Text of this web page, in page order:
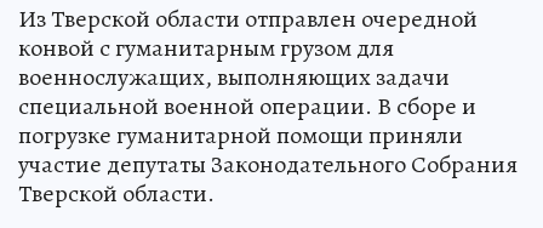
Из Тверской области отправлен очередной
конвой с гуманитарным грузом для
военнослужащих, выполняющих задачи
специальной военной операции. В сборе и
погрузке гуманитарной помощи приняли
участие депутаты Законодательного Собрания
Тверской области.